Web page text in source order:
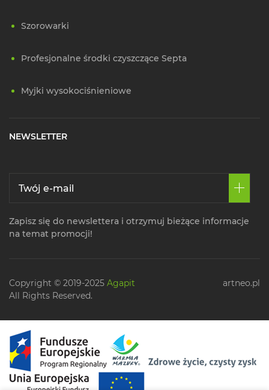
Szorowarki
Profesjonalne środki czyszczące Septa
Myjki wysokociśnieniowe
NEWSLETTER
Zapisz się do newslettera i otrzymuj bieżące informacje
na temat promocji!
Copyright © 2019-2025 Agapit
All Rights Reserved.
artneo.pl